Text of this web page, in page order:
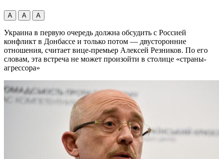
А А А
Украина в первую очередь должна обсудить с Россией
конфликт в Донбассе и только потом — двусторонние
отношения, считает вице-премьер Алексей Резников. По его
словам, эта встреча не может произойти в столице «страны-
агрессора»